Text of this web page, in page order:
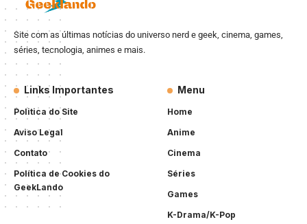
Site com as últimas notícias do universo nerd e geek, cinema, games,
séries, tecnologia, animes e mais.
Links Importantes
Politica do Site
Aviso Legal
Contato
Política de Cookies do
GeekLando
Menu
Home
Anime
Cinema
Séries
Games
K-Drama/K-Pop